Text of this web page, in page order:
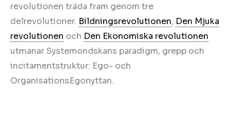
revolutionen träda fram genom tre
delrevolutioner. Bildningsrevolutionen, Den Mjuka
revolutionen och Den Ekonomiska revolutionen
utmanar Systemondskans paradigm, grepp och
incitamentstruktur: Ego- och
OrganisationsEgonyttan.